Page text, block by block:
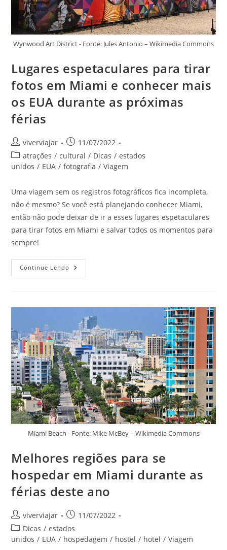
Wynwood Art District - Fonte: Jules Antonio – Wikimedia Commons
Lugares espetaculares para tirar
fotos em Miami e conhecer mais
os EUA durante as próximas
férias
Autor
do
post:
viverviajar
Post
publicado:
11/07/2022
Categoria
do
atrações / cultural / Dicas / estados
unidos / EUA / fotografia / Viagem
Uma viagem sem os registros fotográficos fica incompleta,
não é mesmo? Se você está planejando conhecer Miami,
então não pode deixar de ir a esses lugares espetaculares
para tirar fotos em Miami e salvar todos os momentos para
sempre!
Continue Lendo Lugares
Espetaculares
Miami
Conhecer
Mais
Os
EUA
Durante
As
Próximas
Férias
Miami Beach - Fonte: Mike McBey – Wikimedia Commons
Melhores regiões para se
hospedar em Miami durante as
férias deste ano
Autor
do
post:
viverviajar
Post
publicado:
11/07/2022
Categoria
do
Dicas / estados
unidos / EUA / hospedagem / hostel / hotel / Viagem